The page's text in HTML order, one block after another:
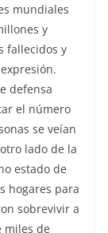
mundiales
y
fallecidos y
defensa
el número
se veían
lado de la
estado de
hogares para
sobrevivir a
miles de